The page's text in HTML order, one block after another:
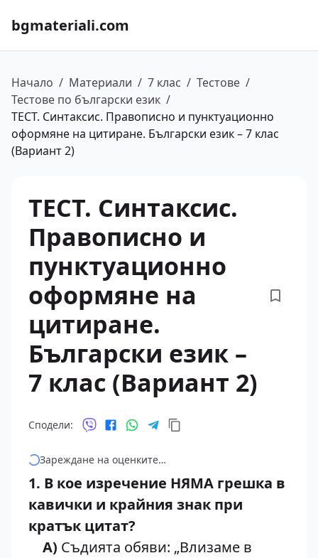
bgmateriali.com
Начало / Материали / 7 клас / Тестове /
Тестове по български език /
ТЕСТ. Синтаксис. Правописно и пунктуационно
оформяне на цитиране. Български език – 7 клас
(Вариант 2)
ТЕСТ. Синтаксис.
Правописно и
пунктуационно
оформяне на
цитиране.
Български език –
7 клас (Вариант 2)
Сподели:
Зареждане на оценките…
1. В кое изречение НЯМА грешка в
кавички и крайния знак при
кратък цитат?
А) Съдията обяви: „Влизаме в